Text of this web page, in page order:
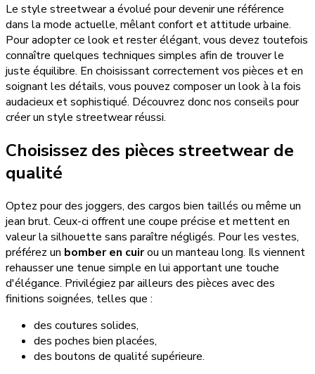
Le style streetwear a évolué pour devenir une référence
dans la mode actuelle, mêlant confort et attitude urbaine.
Pour adopter ce look et rester élégant, vous devez toutefois
connaître quelques techniques simples afin de trouver le
juste équilibre. En choisissant correctement vos pièces et en
soignant les détails, vous pouvez composer un look à la fois
audacieux et sophistiqué. Découvrez donc nos conseils pour
créer un style streetwear réussi.
Choisissez des pièces streetwear de
qualité
Optez pour des joggers, des cargos bien taillés ou même un
jean brut. Ceux-ci offrent une coupe précise et mettent en
valeur la silhouette sans paraître négligés. Pour les vestes,
préférez un bomber en cuirou un manteau long. Ils viennent
rehausser une tenue simple en lui apportant une touche
d'élégance. Privilégiez par ailleurs des pièces avec des
finitions soignées, telles que :
des coutures solides,
des poches bien placées,
des boutons de qualité supérieure.